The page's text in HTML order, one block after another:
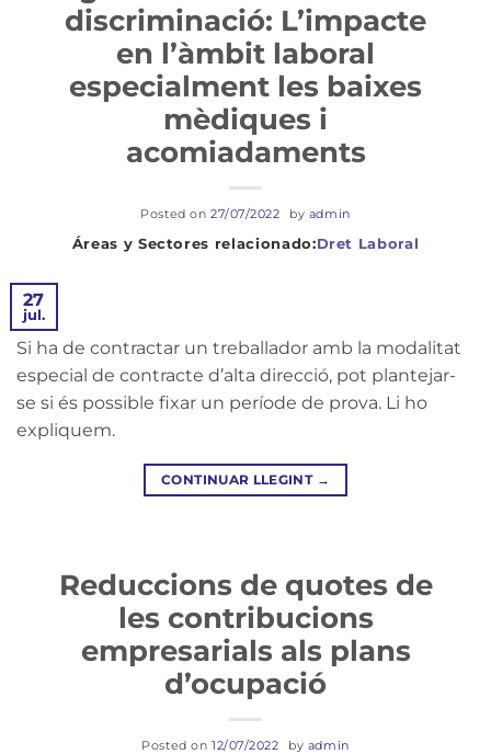
Dret Laboral
discriminació: L’impacte
en l’àmbit laboral
especialment les baixes
mèdiques i
acomiadaments
Posted on 27/07/2022 by admin
27
jul.
Si ha de contractar un treballador amb la modalitat
especial de contracte d’alta direcció, pot plantejar-
se si és possible fixar un període de prova. Li ho
expliquem.
CONTINUAR LLEGINT →
Reduccions de quotes de
les contribucions
empresarials als plans
d’ocupació
Posted on 12/07/2022 by admin